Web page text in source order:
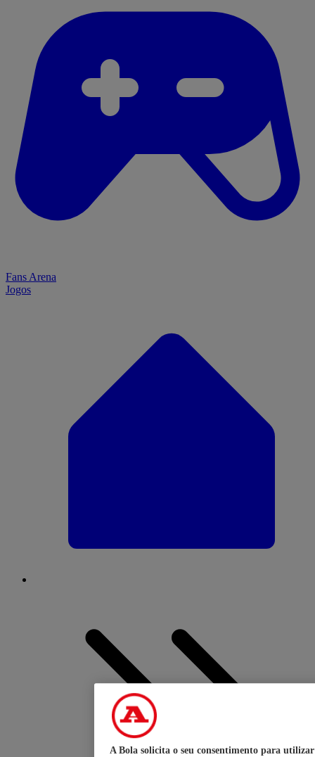
Fans Arena
Jogos
A Bola solicita o seu consentimento para utilizar